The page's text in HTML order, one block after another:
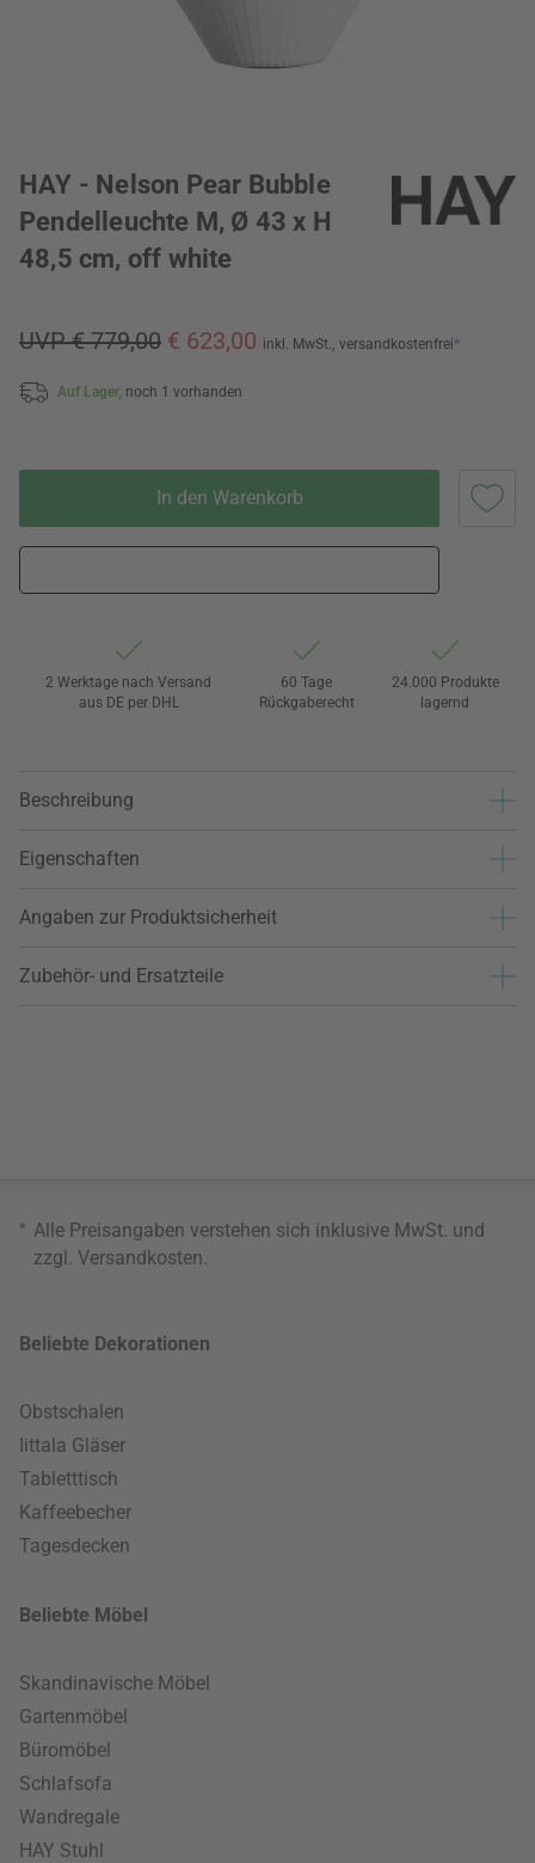
HAY - Nelson Pear Bubble
Pendelleuchte M, Ø 43 x H
48,5 cm, off white
UVP € 779,00 € 623,00 inkl. MwSt., versandkostenfrei*
Auf Lager, noch 1 vorhanden
In den Warenkorb
2 Werktage nach Versand
aus DE per DHL
60 Tage
Rückgaberecht
24.000 Produkte
lagernd
Beschreibung
Eigenschaften
Angaben zur Produktsicherheit
Zubehör- und Ersatzteile
* Alle Preisangaben verstehen sich inklusive MwSt. und
zzgl. Versandkosten
Beliebte Dekorationen
Obstschalen
Iittala Gläser
Tabletttisch
Kaffeebecher
Tagesdecken
Beliebte Möbel
Skandinavische Möbel
Gartenmöbel
Büromöbel
Schlafsofa
Wandregale
HAY Stuhl